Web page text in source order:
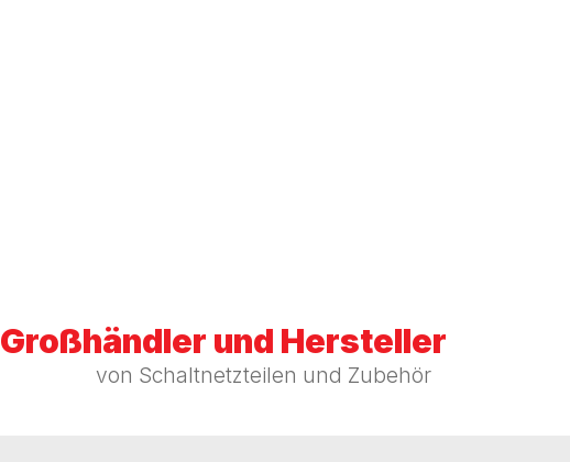
Großhändler und Hersteller
von Schaltnetzteilen und Zubehör